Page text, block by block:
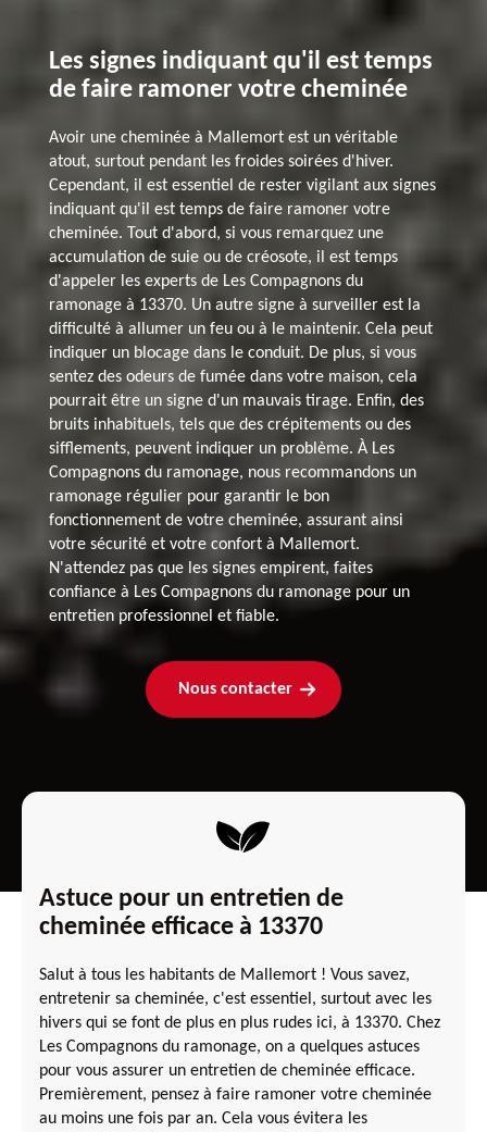
Les signes indiquant qu'il est temps
de faire ramoner votre cheminée
Avoir une cheminée à Mallemort est un véritable
atout, surtout pendant les froides soirées d'hiver.
Cependant, il est essentiel de rester vigilant aux signes
indiquant qu'il est temps de faire ramoner votre
cheminée. Tout d'abord, si vous remarquez une
accumulation de suie ou de créosote, il est temps
d'appeler les experts de Les Compagnons du
ramonage à 13370. Un autre signe à surveiller est la
difficulté à allumer un feu ou à le maintenir. Cela peut
indiquer un blocage dans le conduit. De plus, si vous
sentez des odeurs de fumée dans votre maison, cela
pourrait être un signe d'un mauvais tirage. Enfin, des
bruits inhabituels, tels que des crépitements ou des
sifflements, peuvent indiquer un problème. À Les
Compagnons du ramonage, nous recommandons un
ramonage régulier pour garantir le bon
fonctionnement de votre cheminée, assurant ainsi
votre sécurité et votre confort à Mallemort.
N'attendez pas que les signes empirent, faites
confiance à Les Compagnons du ramonage pour un
entretien professionnel et fiable.
Nous contacter
Astuce pour un entretien de
cheminée efficace à 13370
Salut à tous les habitants de Mallemort ! Vous savez,
entretenir sa cheminée, c'est essentiel, surtout avec les
hivers qui se font de plus en plus rudes ici, à 13370. Chez
Les Compagnons du ramonage, on a quelques astuces
pour vous assurer un entretien de cheminée efficace.
Premièrement, pensez à faire ramoner votre cheminée
au moins une fois par an. Cela vous évitera les